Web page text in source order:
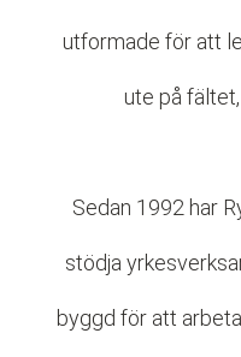
utformade för att
ute på
Sedan 1992 har
stödja
byggd för att